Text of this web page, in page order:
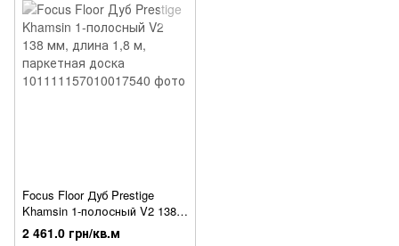
Focus Floor Дуб Prestige
Khamsin 1-полосный V2 138
мм, длина 1,8 м, паркетная
2 461.0 грн/кв.м